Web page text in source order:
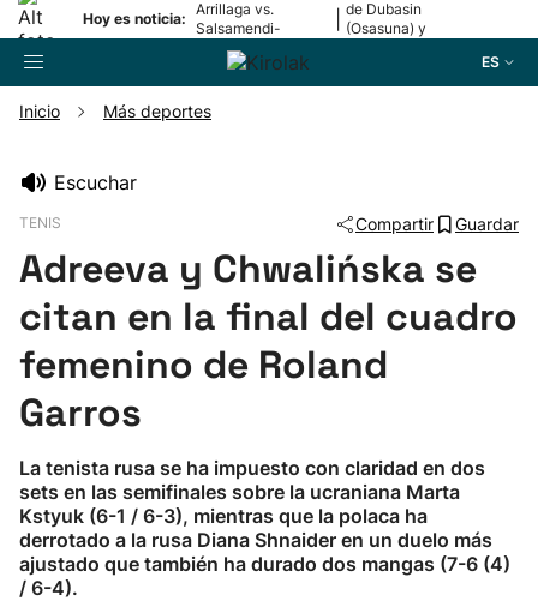
Hoy es noticia:
Arrillaga vs.
Salsamendi-
Bergara y Erasun
vs. Gaminde
de Dubasin
(Osasuna) y
ES
Pelota
Remo
Ciclismo
Herri-kirolak
Inicio Más deportes
Escuchar
TENIS Compartir Guardar
Adreeva y Chwalińska se
citan en la final del cuadro
femenino de Roland
Garros
La tenista rusa se ha impuesto con claridad en dos
sets en las semifinales sobre la ucraniana Marta
Kstyuk (6-1 / 6-3), mientras que la polaca ha
derrotado a la rusa Diana Shnaider en un duelo más
ajustado que también ha durado dos mangas (7-6 (4)
/ 6-4).